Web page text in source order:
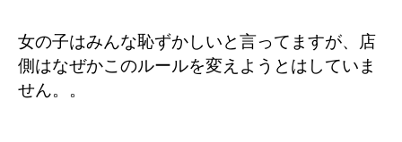
女の子はみんな恥ずかしいと言ってますが、店
側はなぜかこのルールを変えようとはしていま
せん。。